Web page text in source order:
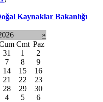
Kaynaklar Bakanlığı
»
Cmt Paz
31 1
2
7 8
9
14 15
16
21 22
23
28 29
30
4 5 6